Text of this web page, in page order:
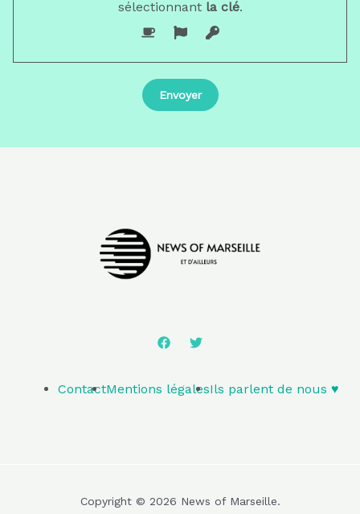
sélectionnantla clé.
ContactMentions légalesIls parlent de nous ♥️
Copyright © 2026 News of Marseille.